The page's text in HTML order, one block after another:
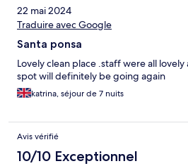
22 mai 2024
Traduire avec Google
Santa ponsa
Lovely clean place .staff were all
spot will definitely be going again
katrina, séjour de 7 nuits
Avis vérifié
10/10 Exceptionnel